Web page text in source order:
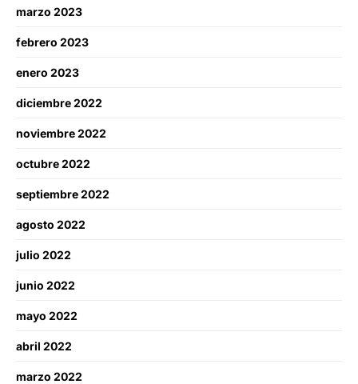
marzo 2023
febrero 2023
enero 2023
diciembre 2022
noviembre 2022
octubre 2022
septiembre 2022
agosto 2022
julio 2022
junio 2022
mayo 2022
abril 2022
marzo 2022